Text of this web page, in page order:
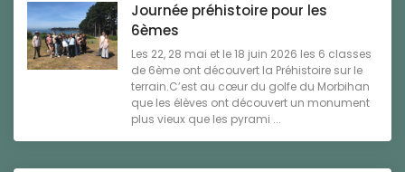
Journée préhistoire pour les
6èmes
Les 22, 28 mai et le 18 juin 2026 les 6 classes
de 6ème ont découvert la Préhistoire sur le
terrain.C’est au cœur du golfe du Morbihan
que les élèves ont découvert un monument
plus vieux que les pyrami ...